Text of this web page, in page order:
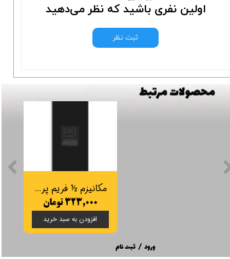
اولین نفری باشید که نظر می‌دهید
ثبت نظر
مکانیزم ½ فریم پریز سوکت شبکه
۳۲۳,۰۰۰ تومان
افزودن به سبد خرید
ورود / ثبت نام